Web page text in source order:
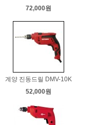
72,000원
계양 진동드릴 DMV-10K
52,000원